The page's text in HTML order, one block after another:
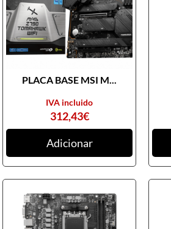
PLACA BASE MSI M...
312,43€
IVA incluido
Adicionar